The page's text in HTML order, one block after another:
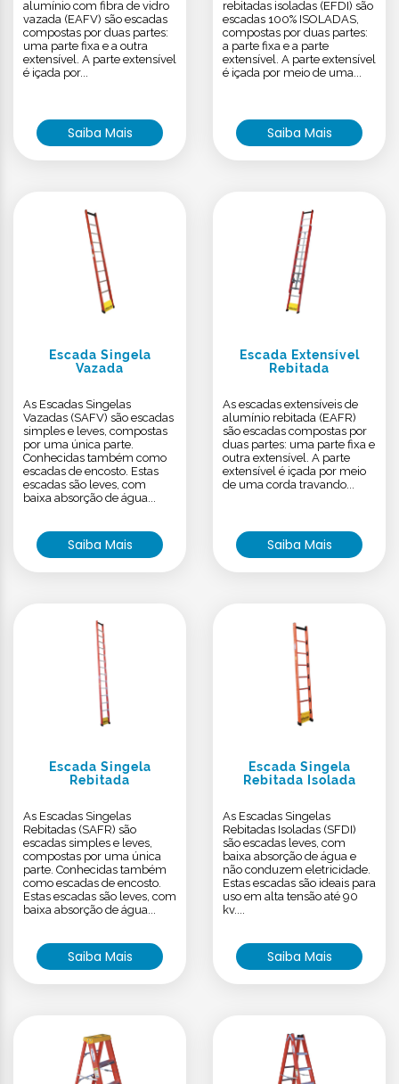
alumínio com fibra de vidro
vazada (EAFV) são escadas
compostas por duas partes:
uma parte fixa e a outra
extensível. A parte extensível
é içada por...
Saiba Mais
rebitadas isoladas (EFDI) são
escadas 100% ISOLADAS,
compostas por duas partes:
a parte fixa e a parte
extensível. A parte extensível
é içada por meio de uma...
Saiba Mais
Escada Singela
Vazada
As Escadas Singelas
Vazadas (SAFV) são escadas
simples e leves, compostas
por uma única parte.
Conhecidas também como
escadas de encosto. Estas
escadas são leves, com
baixa absorção de água...
Saiba Mais
Escada Extensível
Rebitada
As escadas extensíveis de
alumínio rebitada (EAFR)
são escadas compostas por
duas partes: uma parte fixa e
outra extensível. A parte
extensível é içada por meio
de uma corda travando...
Saiba Mais
Escada Singela
Rebitada
As Escadas Singelas
Rebitadas (SAFR) são
escadas simples e leves,
compostas por uma única
parte. Conhecidas também
como escadas de encosto.
Estas escadas são leves, com
baixa absorção de água...
Saiba Mais
Escada Singela
Rebitada Isolada
As Escadas Singelas
Rebitadas Isoladas (SFDI)
são escadas leves, com
baixa absorção de água e
não conduzem eletricidade.
Estas escadas são ideais para
uso em alta tensão até 90
kv....
Saiba Mais